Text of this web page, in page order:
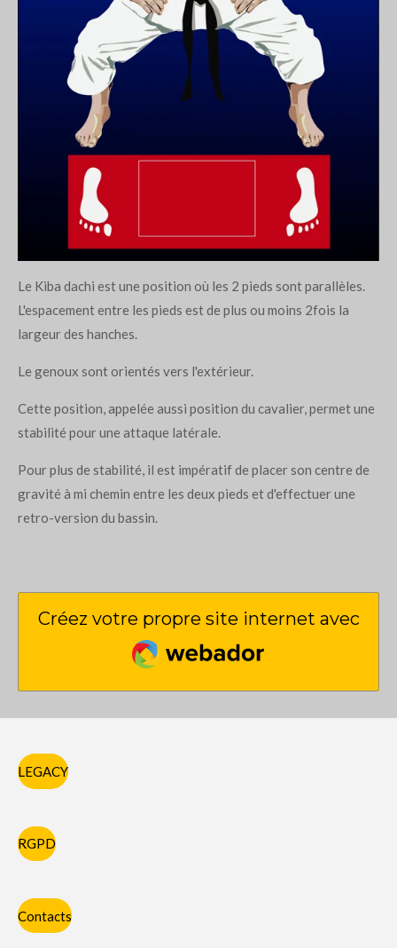
Le Kiba dachi est une position où les 2 pieds sont parallèles.
L'espacement entre les pieds est de plus ou moins 2fois la
largeur des hanches.
Le genoux sont orientés vers l'extérieur.
Cette position, appelée aussi position du cavalier, permet une
stabilité pour une attaque latérale.
Pour plus de stabilité, il est impératif de placer son centre de
gravité à mi chemin entre les deux pieds et d'effectuer une
retro-version du bassin.
Créez votre propre site internet avec
Webador
LEGACY
RGPD
Contacts